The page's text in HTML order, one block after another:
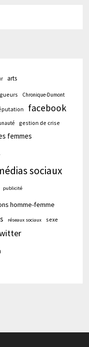
arts
Chronique-Dumont
facebook
gestion de crise
femmes
sociaux
publicité
homme-femme
réseaux sociaux sexe